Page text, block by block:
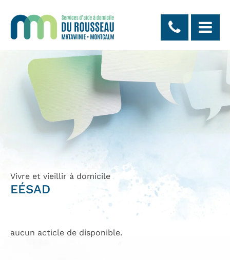
Vivre et vieillir à domicile
EÉSAD
aucun acticle de disponible.